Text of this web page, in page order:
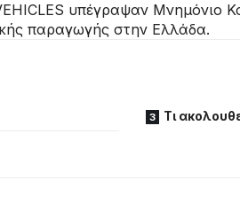
υπέγραψαν Μνημόνιο
παραγωγής στην Ελλάδα.
Τι